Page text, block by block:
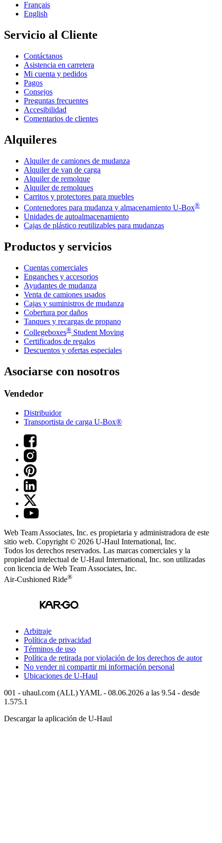
Français
English
Servicio al Cliente
Contáctanos
Asistencia en carretera
Mi cuenta y pedidos
Pagos
Consejos
Preguntas frecuentes
Accesibilidad
Comentarios de clientes
Alquileres
Alquiler de camiones de mudanza
Alquiler de van de carga
Alquiler de remolque
Alquiler de remolques
Carritos y protectores para muebles
Contenedores para mudanza y almacenamiento U-Box®
Unidades de autoalmacenamiento
Cajas de plástico reutilizables para mudanzas
Productos y servicios
Cuentas comerciales
Enganches y accesorios
Ayudantes de mudanza
Venta de camiones usados
Cajas y suministros de mudanza
Cobertura por daños
Tanques y recargas de propano
Collegeboxes® Student Moving
Certificados de regalos
Descuentos y ofertas especiales
Asociarse con nosotros
Vendedor
Distribuidor
Transportista de carga U-Box®
Web Team Associates, Inc. es propietaria y administradora de este
sitio web. Copyright © 2026 U-Haul International, Inc.
Todos los derechos reservados. Las marcas comerciales y la
propiedad intelectual de U-Haul International, Inc. son utilizadas
con licencia de Web Team Associates, Inc.
Air-Cushioned Ride®
Arbitraje
Política de privacidad
Términos de uso
Política de retirada por violación de los derechos de autor
No vender ni compartir mi información personal
Ubicaciones de U-Haul
001 - uhaul.com (ALL) YAML - 08.06.2026 a las 9.54 - desde
1.575.1
Descargar la aplicación de U-Haul